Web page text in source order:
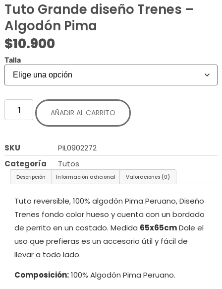
Tuto Grande diseño Trenes –
Algodón Pima
$10.900
Talla
AÑADIR AL CARRITO
SKU
PIL0902272
Categoría
Tutos
Descripción Información adicional Valoraciones (0)
Tuto reversible, 100% algodón Pima Peruano, Diseño
Trenes fondo color hueso y cuenta con un bordado
de perrito en un costado. Medida 65x65cmDale el
uso que prefieras es un accesorio útil y fácil de
llevar a todo lado.
Composición:100% Algodón Pima Peruano.